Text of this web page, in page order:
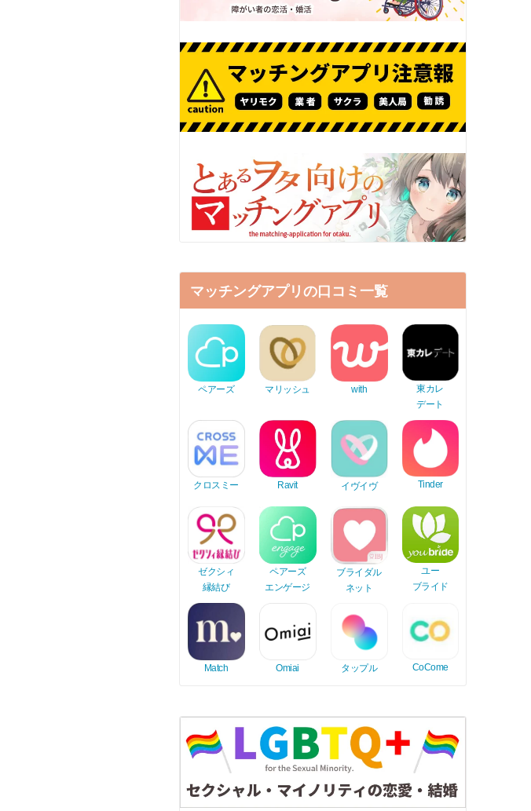
マッチングアプリの口コミ一覧
ペアーズ マリッシュ with
東カレ
デート
クロスミー Ravit イヴイヴ Tinder
ゼクシィ
縁結び
ペアーズ
エンゲージ
ブライダル
ネット
ユー
ブライド
Match Omiai タップル CoCome